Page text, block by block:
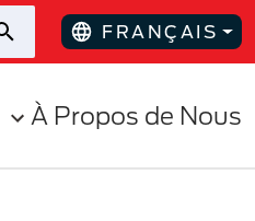
FRANÇAIS
À Propos de Nous